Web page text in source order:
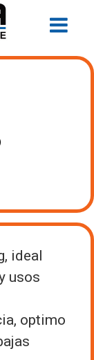
ideal
usos
optimo